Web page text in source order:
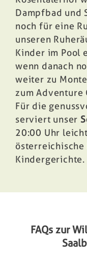
Dampfbad und
noch für eine
unseren
Kinder im Pool
wenn danach
weiter zu
zum
Für die
serviert unser
20:00 Uhr
österreichische
Kindergerichte.
FAQs zur